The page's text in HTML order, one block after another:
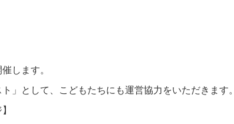
します。
」として、こどもたちにも運営協力をいただきます。